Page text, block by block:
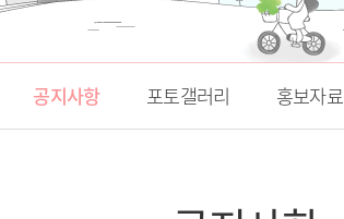
공지사항 포토갤러리 홍보자료